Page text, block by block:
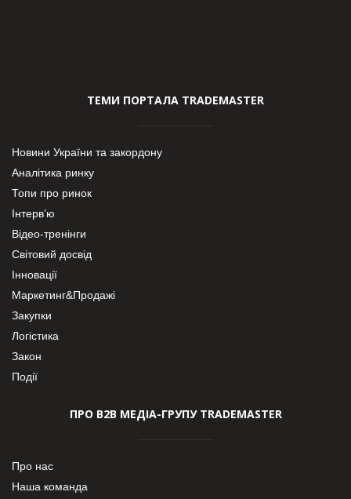
ТЕМИ ПОРТАЛА TRADEMASTER
Новини України та закордону
Аналітика ринку
Топи про ринок
Інтерв’ю
Відео-тренінги
Світовий досвід
Інновації
Маркетинг&Продажі
Закупки
Логістика
Закон
Події
ПРО В2В МЕДІА-ГРУПУ TRADEMASTER
Про нас
Наша команда